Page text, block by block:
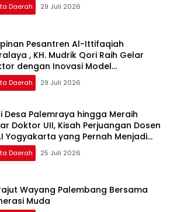
Daerah 29 Juli 2026
Pesantren Al-Ittifaqiah
, KH. Mudrik Qori Raih Gelar
dengan Inovasi Model
Nagham Al-Qur’an di UMM
Daerah 29 Juli 2026
Desa Palemraya hingga Meraih
Doktor UII, Kisah Perjuangan Dosen
Yogyakarta yang Pernah Menjadi
Taksi Online
Daerah 25 Juli 2026
Wayang Palembang Bersama
Muda